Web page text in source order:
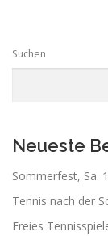
Suchen
Neueste
Sommerfest, Sa.
Tennis nach der
Freies